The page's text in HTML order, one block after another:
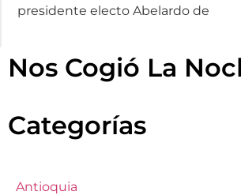
presidente electo Abelardo de
Nos Cogió La
Categorías
Antioquia